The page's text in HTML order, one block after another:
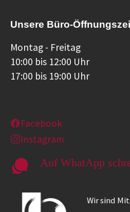
Unsere Büro-
Montag - Freitag
10:00 bis 12:00 Uhr
17:00 bis 19:00 Uhr
Facebook
Instagram
Auf WhatApp
Wir sind